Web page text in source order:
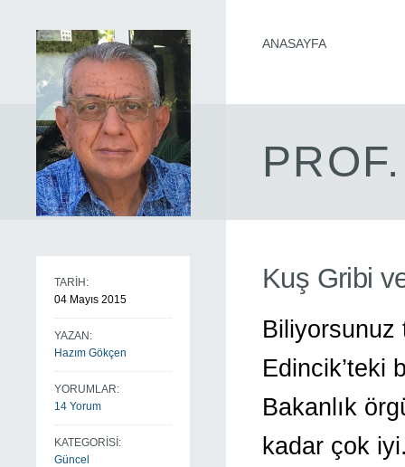
ANASAYFA
TARİH:
04 Mayıs 2015
YAZAN:
Hazım Gökçen
YORUMLAR:
14 Yorum
KATEGORİSİ:
Güncel
Kuş Gribi
Biliyorsunuz
Edincik’teki
Bakanlık
kadar çok